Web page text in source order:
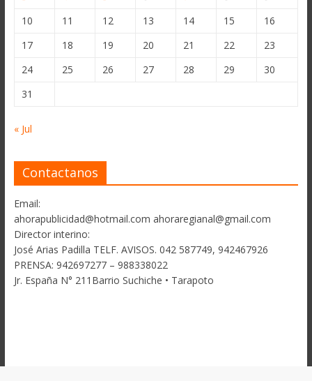
10
11 12 13 14 15
16
17
18 19 20 21 22
23
24
25 26 27 28 29
30
31
« Jul
Contactanos
Email:
ahorapublicidad@hotmail.com ahoraregianal@gmail.com
Director interino:
José Arias Padilla TELF. AVISOS. 042 587749, 942467926
PRENSA: 942697277 – 988338022
Jr. España N° 211Barrio Suchiche • Tarapoto